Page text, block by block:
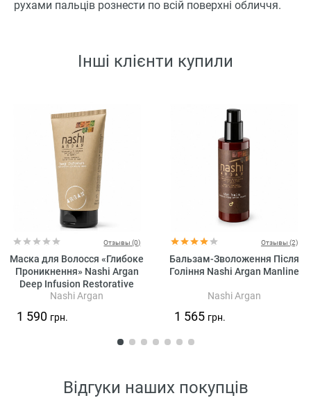
рухами пальців рознести по всій поверхні обличчя.
Інші клієнти купили
Отзывы (0)
Маска для Волосся «Глибоке
Проникнення» Nashi Argan
Deep Infusion Restorative
Hydrating Mask
Nashi Argan
1 590 грн.
Отзывы (2)
Бальзам-Зволоження Після
Гоління Nashi Argan Manline
Nashi Argan
1 565 грн.
Відгуки наших покупців